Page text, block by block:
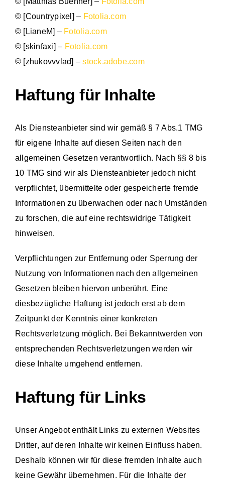
© [Countrypixel] – Fotolia.com
© [LianeM] – Fotolia.com
© [skinfaxi] – Fotolia.com
© [zhukovvvlad] –stock.adobe.com
Haftung für Inhalte
Als Diensteanbieter sind wir gemäß § 7 Abs.1 TMG
für eigene Inhalte auf diesen Seiten nach den
allgemeinen Gesetzen verantwortlich. Nach §§ 8 bis
10 TMG sind wir als Diensteanbieter jedoch nicht
verpflichtet, übermittelte oder gespeicherte fremde
Informationen zu überwachen oder nach Umständen
zu forschen, die auf eine rechtswidrige Tätigkeit
hinweisen.
Verpflichtungen zur Entfernung oder Sperrung der
Nutzung von Informationen nach den allgemeinen
Gesetzen bleiben hiervon unberührt. Eine
diesbezügliche Haftung ist jedoch erst ab dem
Zeitpunkt der Kenntnis einer konkreten
Rechtsverletzung möglich. Bei Bekanntwerden von
entsprechenden Rechtsverletzungen werden wir
diese Inhalte umgehend entfernen.
Haftung für Links
Unser Angebot enthält Links zu externen Websites
Dritter, auf deren Inhalte wir keinen Einfluss haben.
Deshalb können wir für diese fremden Inhalte auch
keine Gewähr übernehmen. Für die Inhalte der